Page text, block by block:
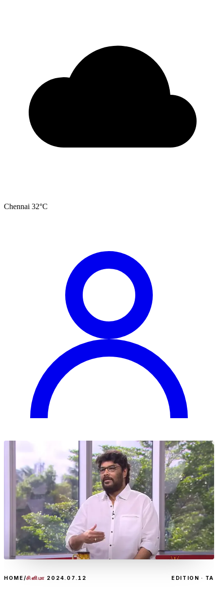
Chennai 32°C
HOME/சினிமா 2024.07.12 EDITION · TA